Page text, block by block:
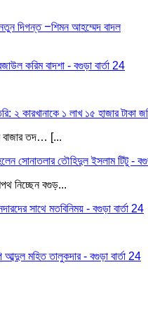
দিগন্ত –শিমন আহম্মেদ বাদল
করিম বাদশা - বগুড়া বার্তা 24
২ কারখানাকে ১ লাখ ১৫ হাজার টাকা
বাজার তদ… [...
সোনাতলার তৌহিদুল ইসলাম টিটু -
নিচ্ছেন বগুড়...
সাথে মতবিনিময় - বগুড়া বার্তা 24
মহিত তালুকদার - বগুড়া বার্তা 24